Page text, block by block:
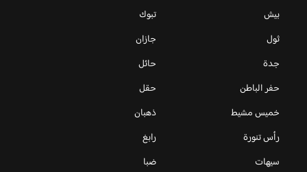
بيش
تبوك
ثول
جازان
جدة
حائل
حفر الباطن
حقل
خميس مشيط
ذهبان
رأس تنورة
رابغ
سيهات
ضبا